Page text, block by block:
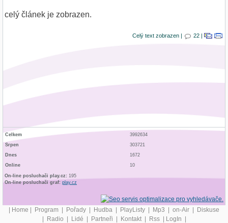
celý článek je zobrazen.
Celý text zobrazen | 22 |
Celkem
3992634
Srpen
303721
Dnes
1672
Online
10
On-line posluchači play.cz: 195
On-line posluchači graf: play.cz
| Home | Program | Pořady | Hudba | PlayListy | Mp3 | on-Air | Diskuse
| Radio | Lidé | Partneři | Kontakt | Rss | LogIn |